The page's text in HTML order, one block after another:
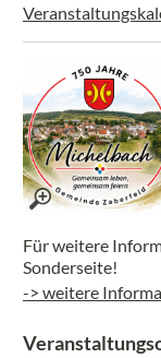
Für weitere
Sonderseite!
-> weitere